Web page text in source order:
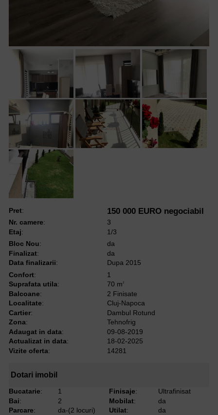
Pret: 150 000 EURO negociabil
Nr. camere:
3
Etaj:
1/3
Bloc Nou:
da
Finalizat:
da
Data finalizarii:
Dupa 2015
Confort:
1
Suprafata utila: 70 m2
Balcoane:
2 Finisate
Localitate:
Cluj-Napoca
Cartier:
Dambul Rotund
Zona:
Tehnofrig
Adaugat in data:
09-08-2019
Actualizat in data:
18-02-2025
Vizite oferta: 14281
Dotari imobil
Bucatarie:
1
Bai:
2
Parcare:
da-(2 locuri)
Finisaje:
Ultrafinisat
Mobilat:
da
Utilat: da